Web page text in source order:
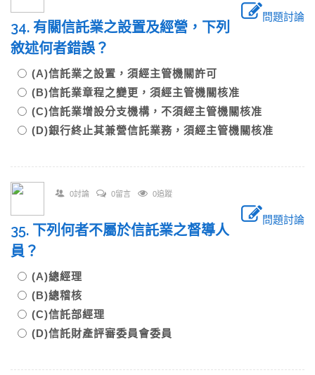
問題討論
34. 有關信託業之設置及經營，下列
敘述何者錯誤？
(A)信託業之設置，須經主管機關許可
(B)信託業章程之變更，須經主管機關核准
(C)信託業增設分支機構，不須經主管機關核准
(D)銀行終止其兼營信託業務，須經主管機關核准
0討論 0留言 0追蹤
問題討論
35. 下列何者不屬於信託業之督導人
員？
(A)總經理
(B)總稽核
(C)信託部經理
(D)信託財產評審委員會委員